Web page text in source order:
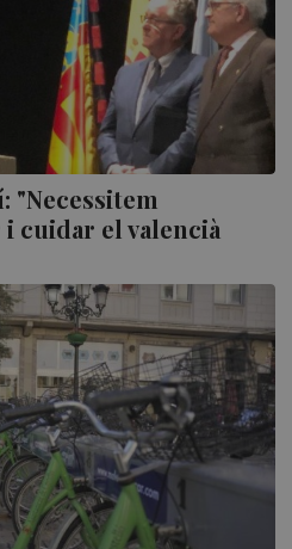
"Necessitem
cuidar el valencià